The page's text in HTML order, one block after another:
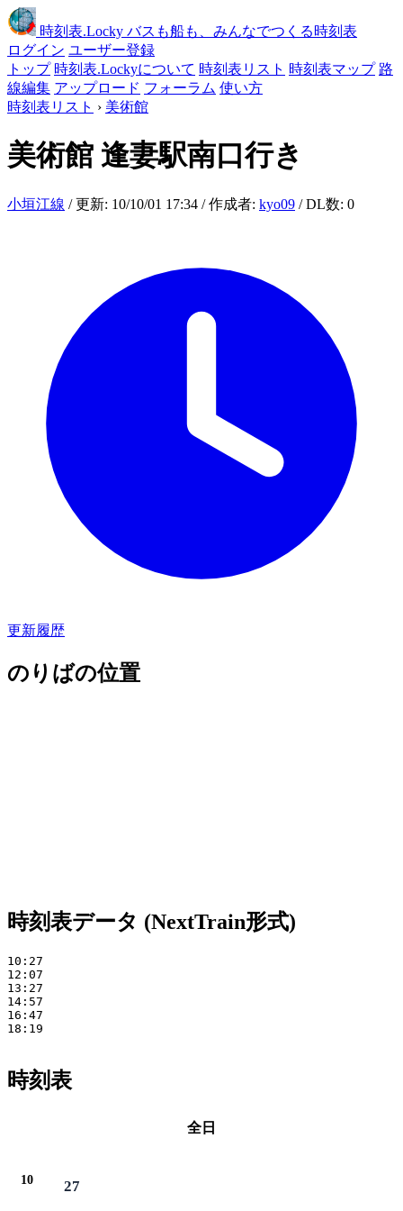
時刻表.Locky バスも船も、みんなでつくる時刻表
ログイン ユーザー登録
トップ 時刻表.Lockyについて 時刻表リスト 時刻表マップ 路
線編集 アップロード フォーラム 使い方
時刻表リスト › 美術館
美術館 逢妻駅南口行き
小垣江線 / 更新: 10/10/01 17:34 / 作成者: kyo09 / DL数: 0
更新履歴
のりばの位置
時刻表データ (NextTrain形式)
10:27
12:07
13:27
14:57
16:47
18:19
時刻表
全日
10 27